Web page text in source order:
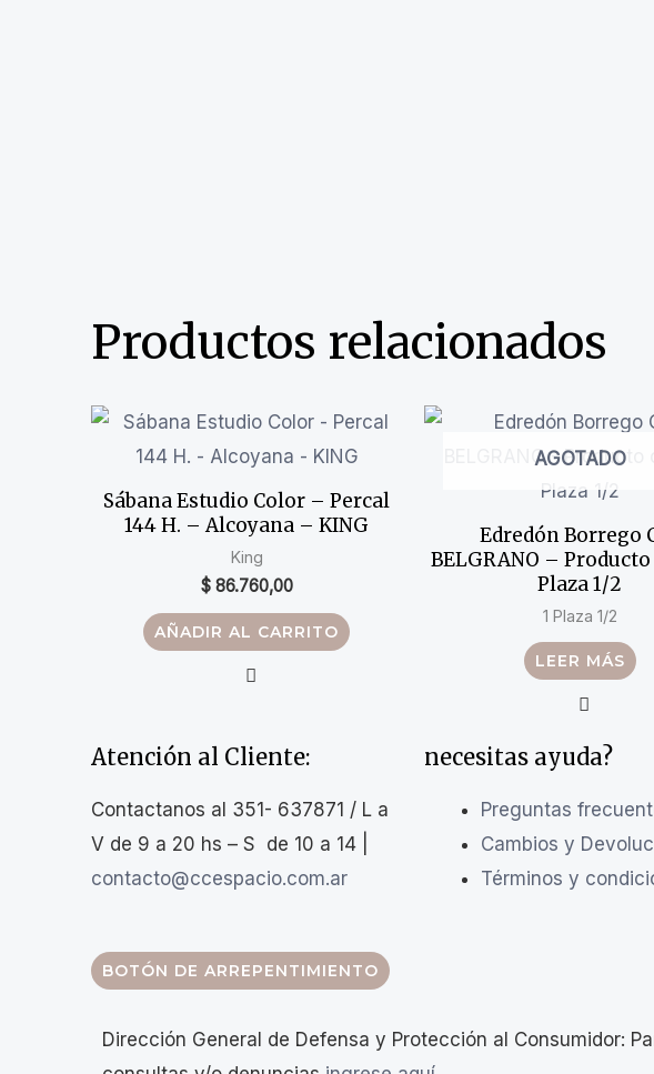
Productos relacionados
Sábana Estudio Color – Percal
144 H. – Alcoyana – KING
King
$86.760,00
AÑADIR AL CARRITO
AGOTADO
Edredón Borrego
BELGRANO –
Plaza 1/2
1 Plaza 1/2
LEER MÁS
Atención al Cliente:
Contactanos al 351- 637871 / L a
V de 9 a 20 hs – S de 10 a 14 |
contacto@ccespacio.com.ar
BOTÓN DE ARREPENTIMIENTO
necesitas ayuda?
Preguntas
Cambios y
Términos y
Dirección General de Defensa y Protección al Consumidor: